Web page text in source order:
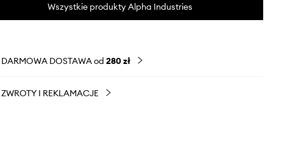
Wszystkie produkty Alpha Industries
DARMOWA DOSTAWA od 280 zł
ZWROTY I REKLAMACJE